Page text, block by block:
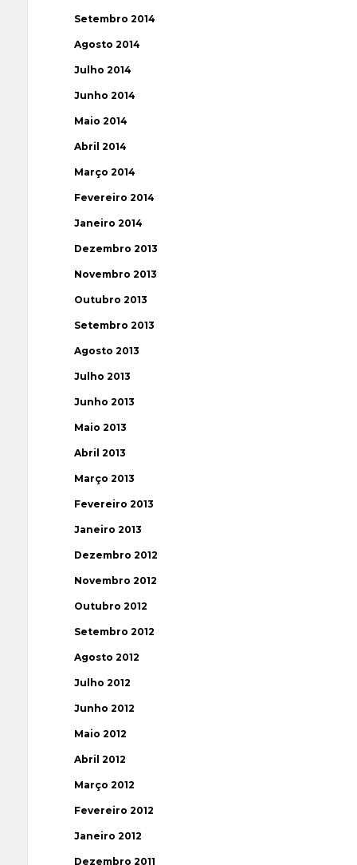
Setembro 2014
Agosto 2014
Julho 2014
Junho 2014
Maio 2014
Abril 2014
Março 2014
Fevereiro 2014
Janeiro 2014
Dezembro 2013
Novembro 2013
Outubro 2013
Setembro 2013
Agosto 2013
Julho 2013
Junho 2013
Maio 2013
Abril 2013
Março 2013
Fevereiro 2013
Janeiro 2013
Dezembro 2012
Novembro 2012
Outubro 2012
Setembro 2012
Agosto 2012
Julho 2012
Junho 2012
Maio 2012
Abril 2012
Março 2012
Fevereiro 2012
Janeiro 2012
Dezembro 2011